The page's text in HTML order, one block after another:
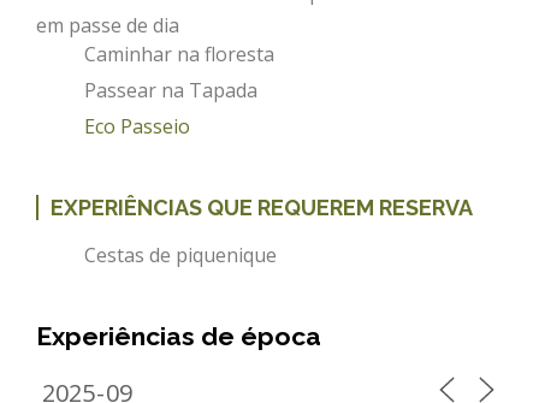
REACT
em passe de dia
Caminhar na floresta
Passear na Tapada
Eco Passeio
EXPERIÊNCIAS QUE REQUEREM RESERVA
Cestas de piquenique
Experiências de época